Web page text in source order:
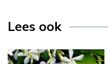
Lees ook